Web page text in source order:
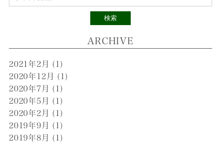
検索
ARCHIVE
2021年2月 (1)
2020年12月 (1)
2020年7月 (1)
2020年5月 (1)
2020年2月 (1)
2019年9月 (1)
2019年8月 (1)